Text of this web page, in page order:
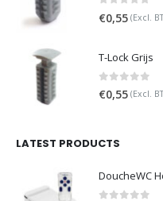
€0,55 (Excl.
T-Lock Grijs
€0,55 (Excl.
LATEST PRODUCTS
DoucheWC